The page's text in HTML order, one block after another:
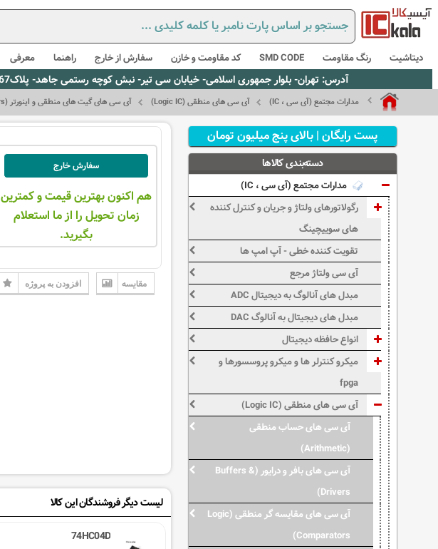
دیتاشیت رنگ مقاومت SMD CODE کد مقاومت و خازن سفارش از خارج راهنما معرفی
آدرس: تهران- بلوار جمهوری اسلامی- خیابان سی تیر- نبش کوچه رستمی جاهد- پلاک67- واحد2 - تلفن:02165021256 و 02165021235، پیام رسان بله: 09309563731 ساعت کاری 9 لغایت 16
مدارات مجتمع (آی سی ، IC) آی سی های منطقی (Logic IC) آی سی های گیت های منطقی و اینورتر (Logic Gates and Inverters)
سفارش خارج
هم اکنون بهترین قیمت و کمترین
زمان تحویل را از ما استعلام
بگیرید.
مقایسه افزودن به پروژه
لیست دیگر فروشندگان این کالا
74HC04D
پست رایگان | بالای پنج میلیون تومان
دسته‌بندی کالاها
مدارات مجتمع (آی سی ، IC)
رگولاتورهای ولتاژ و جریان و کنترل کننده
های سوییچینگ
تقویت کننده خطی - آپ امپ ها
آی سی ولتاژ مرجع
مبدل های آنالوگ به دیجیتال ADC
مبدل های دیجیتال به آنالوگ DAC
انواع حافظه دیجیتال
میکرو کنترلر ها و میکرو پروسسورها و
fpga
آی سی های منطقی (Logic IC)
آی سی های حساب منطقی
(Arithmetic)
آی سی های بافر و درایور (Buffers &
Drivers)
آی سی های مقایسه گر منطقی (Logic
Comparators)